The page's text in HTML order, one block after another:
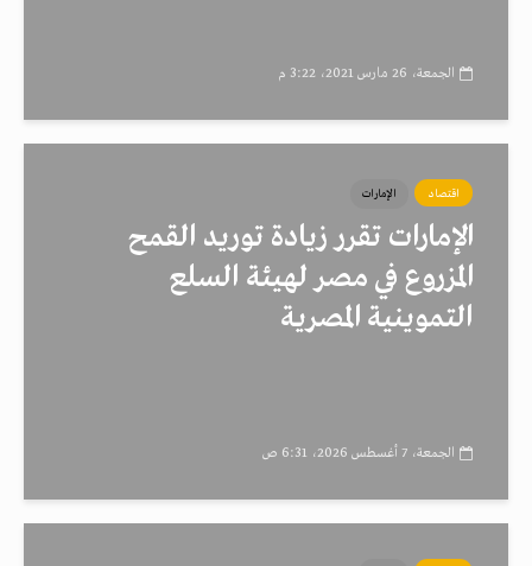
الجمعة، 26 مارس 2021، 3:22 م
اقتصاد الإمارات
الإمارات تقرر زيادة توريد القمح
المزروع في مصر لهيئة السلع
التموينية المصرية
الجمعة، 7 أغسطس 2026، 6:31 ص